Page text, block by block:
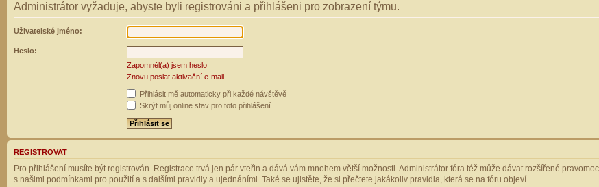
Administrátor vyžaduje, abyste byli registrováni a přihlášeni pro zobrazení týmu.
Uživatelské jméno:
Heslo:
Zapomněl(a) jsem heslo
Znovu poslat aktivační e-mail
Přihlásit mě automaticky při každé návštěvě
Skrýt můj online stav pro toto přihlášení
REGISTROVAT
Pro přihlášení musíte být registrován. Registrace trvá jen pár vteřin a dává vám mnohem větší možnosti. Administrátor fóra též může dávat rozšířené
s našimi podmínkami pro použití a s dalšími pravidly a ujednáními. Také se ujistěte, že si přečtete jakákoliv pravidla, která se na fóru objeví.